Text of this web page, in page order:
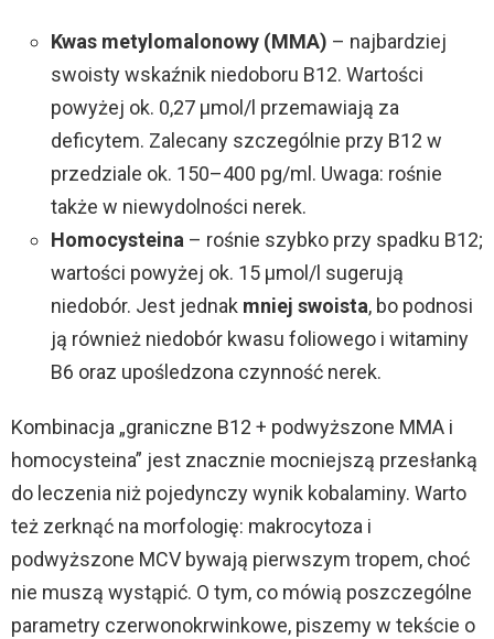
Kwas metylomalonowy (MMA) – najbardziej
swoisty wskaźnik niedoboru B12. Wartości
powyżej ok. 0,27 µmol/l przemawiają za
deficytem. Zalecany szczególnie przy B12 w
przedziale ok. 150–400 pg/ml. Uwaga: rośnie
także w niewydolności nerek.
Homocysteina – rośnie szybko przy spadku B12;
wartości powyżej ok. 15 µmol/l sugerują
niedobór. Jest jednak mniej swoista, bo podnosi
ją również niedobór kwasu foliowego i witaminy
B6 oraz upośledzona czynność nerek.
Kombinacja „graniczne B12 + podwyższone MMA i
homocysteina” jest znacznie mocniejszą przesłanką
do leczenia niż pojedynczy wynik kobalaminy. Warto
też zerknąć na morfologię: makrocytoza i
podwyższone MCV bywają pierwszym tropem, choć
nie muszą wystąpić. O tym, co mówią poszczególne
parametry czerwonokrwinkowe, piszemy w tekście o